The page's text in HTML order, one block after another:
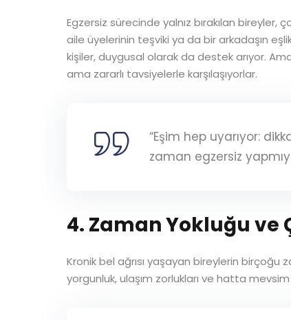
Egzersiz sürecinde yalnız bırakılan bireyler,
aile üyelerinin teşviki ya da bir arkadaşın
kişiler, duygusal olarak da destek arıyor.
ama zararlı tavsiyelerle karşılaşıyorlar.
“Eşim hep uyarıyor:
zaman egzersiz
4. Zaman Yokluğu ve
Kronik bel ağrısı yaşayan bireylerin birçoğu
yorgunluk, ulaşım zorlukları ve hatta